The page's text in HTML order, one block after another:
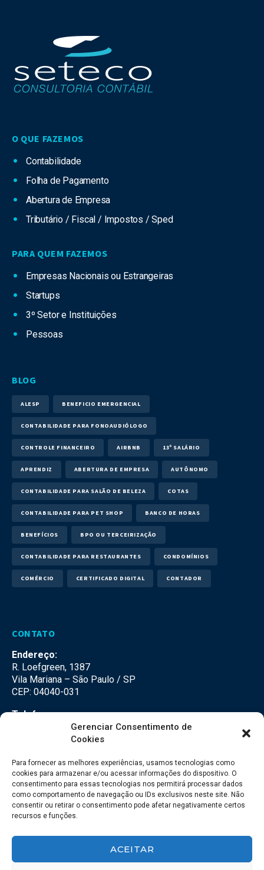
Gerenciar Consentimento de
Cookies
Para fornecer as melhores experiências, usamos tecnologias como
cookies para armazenar e/ou acessar informações do dispositivo. O
consentimento para essas tecnologias nos permitirá processar dados
como comportamento de navegação ou IDs exclusivos neste site. Não
consentir ou retirar o consentimento pode afetar negativamente certos
recursos e funções.
ACEITAR
O QUE FAZEMOS
Contabilidade
Folha de Pagamento
Abertura de Empresa
Tributário / Fiscal / Impostos / Sped
PARA QUEM FAZEMOS
Empresas Nacionais ou Estrangeiras
Startups
3º Setor e Instituições
Pessoas
BLOG
ALESP BENEFICIO EMERGENCIAL
CONTABILIDADE PARA FONOAUDIÓLOGO
CONTROLE FINANCEIRO AIRBNB 13º SALÁRIO
APRENDIZ ABERTURA DE EMPRESA AUTÔNOMO
CONTABILIDADE PARA SALÃO DE BELEZA COTAS
CONTABILIDADE PARA PET SHOP BANCO DE HORAS
BENEFÍCIOS BPO OU TERCEIRIZAÇÃO
CONTABILIDADE PARA RESTAURANTES CONDOMÍNIOS
COMÉRCIO CERTIFICADO DIGITAL CONTADOR
CONTATO
Endereço:
R. Loefgreen, 1387
Vila Mariana – São Paulo / SP
CEP: 04040-031
Telefone:
(11) 3500-3500
falecom@seteco.com.br
Redes Sociais